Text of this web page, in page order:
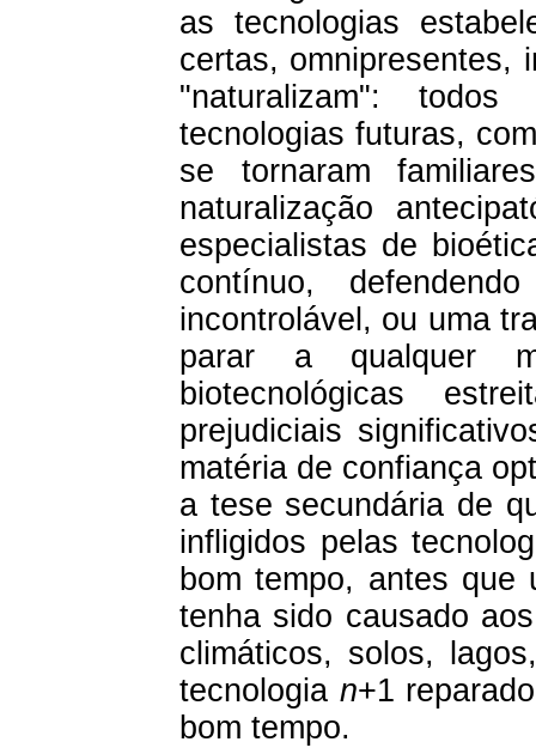
as tecnologias
certas, omnipresentes,
"naturalizam":
tecnologias futuras,
se tornaram
naturalização
especialistas de
contínuo,
incontrolável, ou uma
parar a qualquer
biotecnológicas
prejudiciais
matéria de confiança
a tese secundária de
infligidos pelas
bom tempo, antes que
tenha sido causado
climáticos, solos,
tecnologia n+1
bom tempo.